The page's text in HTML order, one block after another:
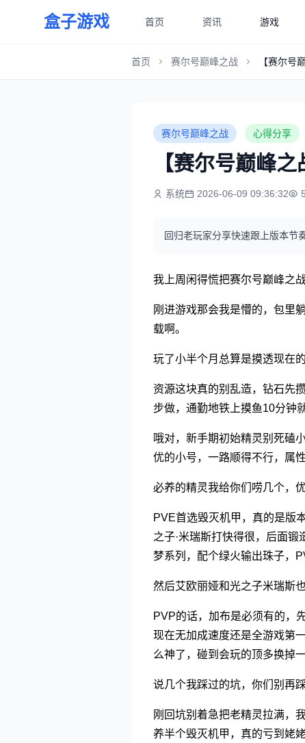
盒子游戏 首页 资讯 游戏
首页 赛尔号巅峰之战 【赛尔号
赛尔号巅峰之战 心得分享
【赛尔号巅峰
系统 2026-06-09 09:36:32
回归老玩家分享快速跟上版本节
我上周闲得慌把赛尔号巅峰之
刚进游戏那会我是懵的，包里
载啊。
玩了小半个月总算是摸透现在
资源这块真的别乱造，钻石先
步做，通勤地铁上摸鱼10分钟
哦对，新手期初始精灵别死磕
优的小号，一路顺得不行，属
必养的精灵我给你们唠几个，
PVE首选毁灭机甲，真的是版
之子·米瑞斯打快得很，后面
梦系列，配个绿火输出珠子，
然后艾欧丽娅和光之子米瑞斯
PVP的话，加布是必须有的，
现在无加成速度还是全游戏第
么神了，碰到会玩的顶多换掉
说几个我踩过的坑，你们别再踩
刚回坑别着急把老精灵拉满，
养半个毁灭机甲，真的亏到姥姥